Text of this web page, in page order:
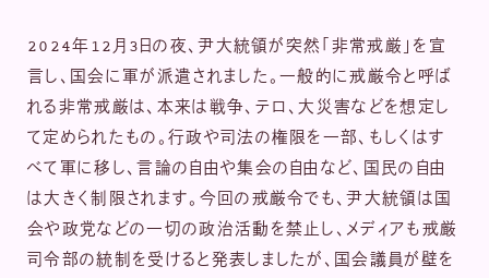
2024年12月3日の夜、尹大統領が突然「非常戒厳」を宣
言し、国会に軍が派遣されました。一般的に戒厳令と呼ば
れる非常戒厳は、本来は戦争、テロ、大災害などを想定し
て定められたもの。行政や司法の権限を一部、もしくはす
べて軍に移し、言論の自由や集会の自由など、国民の自由
は大きく制限されます。今回の戒厳令でも、尹大統領は国
会や政党などの一切の政治活動を禁止し、メディアも戒厳
司令部の統制を受けると発表しましたが、国会議員が壁を